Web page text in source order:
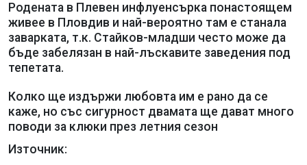
Родената в Плевен инфлуенсърка понастоящем
живее в Пловдив и най-вероятно там е станала
заварката, т.к. Стайков-младши често може да
бъде забелязан в най-лъскавите заведения под
тепетата.
Колко ще издържи любовта им е рано да се
каже, но със сигурност двамата ще дават много
поводи за клюки през летния сезон
Източник: